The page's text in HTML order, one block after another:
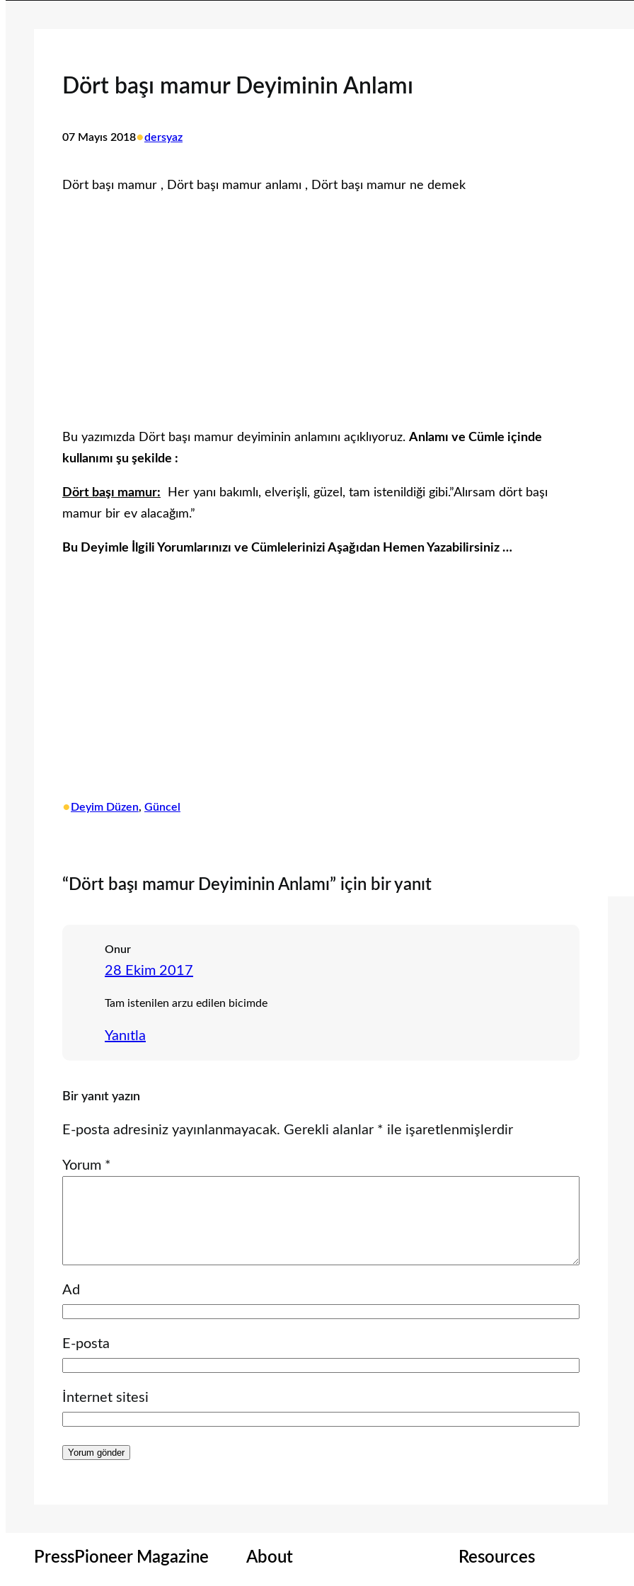
Dört başı mamur Deyiminin Anlamı
07 Mayıs 2018•dersyaz
Dört başı mamur , Dört başı mamur anlamı , Dört başı mamur ne demek
Bu yazımızda Dört başı mamur deyiminin anlamını açıklıyoruz. Anlamı ve Cümle içinde
kullanımı şu şekilde :
Dört başı mamur: Her yanı bakımlı, elverişli, güzel, tam istenildiği gibi.”Alırsam dört başı
mamur bir ev alacağım.”
Bu Deyimle İlgili Yorumlarınızı ve Cümlelerinizi Aşağıdan Hemen Yazabilirsiniz …
• Deyim Düzen, Güncel
“Dört başı mamur Deyiminin Anlamı” için bir yanıt
Onur
28 Ekim 2017
Tam istenilen arzu edilen bicimde
Yanıtla
Bir yanıt yazın
E-posta adresiniz yayınlanmayacak. Gerekli alanlar * ile işaretlenmişlerdir
Yorum *
Ad
E-posta
İnternet sitesi
PressPioneer Magazine About Resources